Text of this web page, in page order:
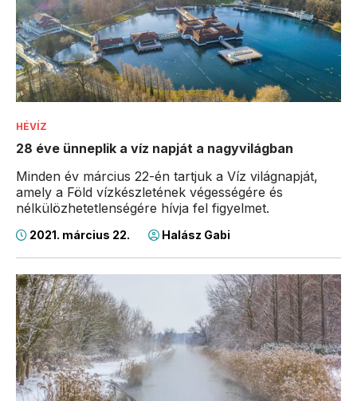
HÉVÍZ
28 éve ünneplik a víz napját a nagyvilágban
Minden év március 22-én tartjuk a Víz világnapját,
amely a Föld vízkészletének végességére és
nélkülözhetetlenségére hívja fel figyelmet.
2021. március 22. Halász Gabi